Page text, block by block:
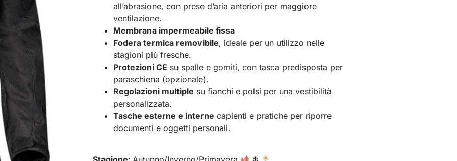
all’abrasione, con prese d’aria anteriori per maggiore
ventilazione.
Membrana impermeabile fissa
Fodera termica removibile, ideale per un utilizzo nelle
stagioni più fresche.
Protezioni CE su spalle e gomiti, con tasca predisposta per
paraschiena (opzionale).
Regolazioni multiple su fianchi e polsi per una vestibilità
personalizzata.
Tasche esterne e interne capienti e pratiche per riporre
documenti e oggetti personali.